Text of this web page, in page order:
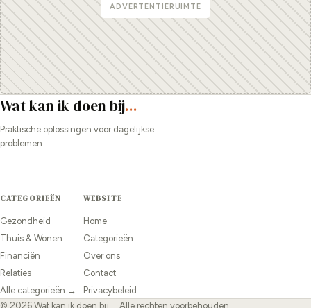
ADVERTENTIERUIMTE
Wat kan ik doen bij...
Praktische oplossingen voor dagelijkse
problemen.
CATEGORIEËN
Gezondheid
Thuis & Wonen
Financiën
Relaties
Alle categorieën →
WEBSITE
Home
Categorieën
Over ons
Contact
Privacybeleid
© 2026 Wat kan ik doen bij.... Alle rechten voorbehouden